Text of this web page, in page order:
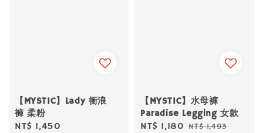
【MYSTIC】Lady 衝浪
褲 柔粉
Regular
NT$ 1,450
【MYSTIC】水母褲
Paradise Legging 女款
Sale
NT$ 1,180 Regular
NT$ 1,493